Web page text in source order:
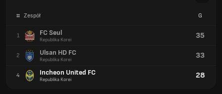
# Zespół G
1 FC Seul
Republika Korei 35
2 Ulsan HD FC
Republika Korei 33
4 Incheon United FC
Republika Korei 28